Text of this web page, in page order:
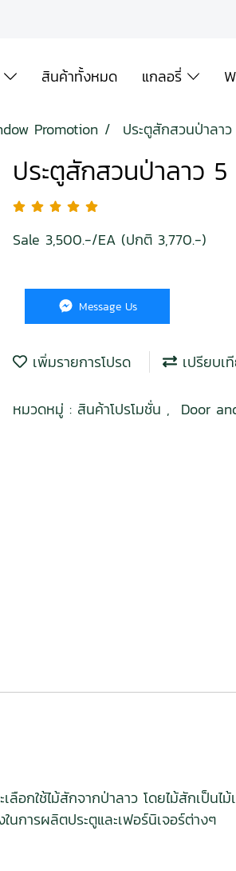
สินค้าทั้งหมด แกลอรี่
Promotion ประตูสักสวนป่าล
ประตูสักสวนป่าลาว
Sale 3,500.-/EA (ปกติ 3,770.-)
Message Us
เพิ่มรายการโปรด เปรียบเ
หมวดหมู่ : สินค้าโปรโมชั่น , Door
กใช้ไม้สักจากป่าลาว โดยไม้สักเป็นไ
การผลิตประตูและเฟอร์นิเจอร์ต่างๆ